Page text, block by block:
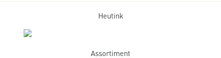
Heutink
Assortiment